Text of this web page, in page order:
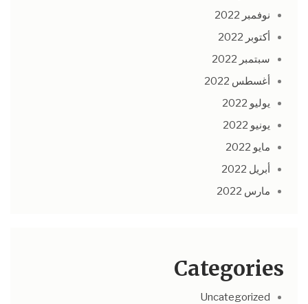
نوفمبر 2022
أكتوبر 2022
سبتمبر 2022
أغسطس 2022
يوليو 2022
يونيو 2022
مايو 2022
أبريل 2022
مارس 2022
Categories
Uncategorized